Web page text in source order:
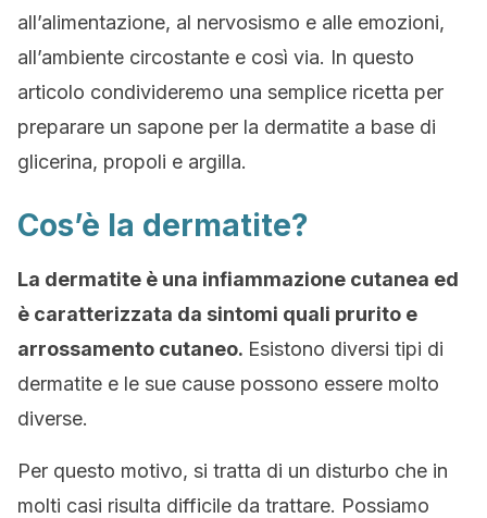
all’alimentazione, al nervosismo e alle emozioni,
all’ambiente circostante e così via. In questo
articolo condivideremo una semplice ricetta per
preparare un sapone per la dermatite a base di
glicerina, propoli e argilla.
Cos’è la dermatite?
La dermatite è una infiammazione cutanea ed
è caratterizzata da sintomi quali prurito e
arrossamento cutaneo. Esistono diversi tipi di
dermatite e le sue cause possono essere molto
diverse.
Per questo motivo, si tratta di un disturbo che in
molti casi risulta difficile da trattare. Possiamo